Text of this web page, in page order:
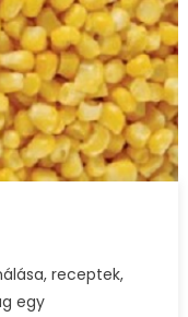
receptek,
egy